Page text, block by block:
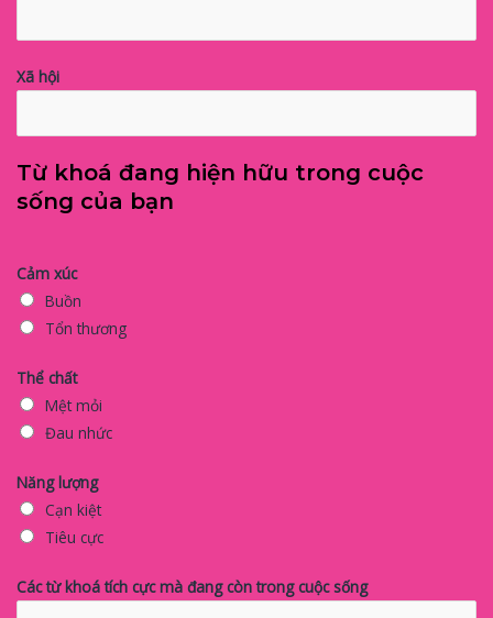
Xã hội
Từ khoá đang hiện hữu trong cuộc
sống của bạn
Cảm xúc
Buồn
Tổn thương
Thể chất
Mệt mỏi
Đau nhức
Năng lượng
Cạn kiệt
Tiêu cực
Các từ khoá tích cực mà đang còn trong cuộc sống